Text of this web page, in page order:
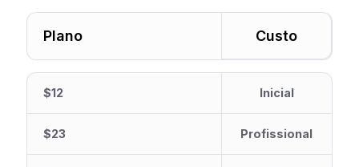
Plano Custo
$12 Inicial
$23 Profissional